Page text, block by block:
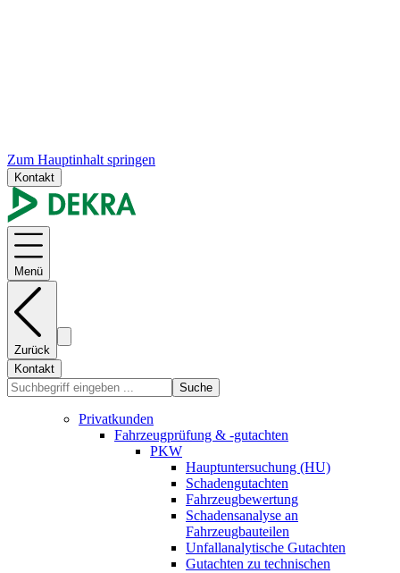
Zum Hauptinhalt springen
Kontakt
Menü
Zurück
Kontakt
Suche
Privatkunden
Fahrzeugprüfung & -gutachten
PKW
Hauptuntersuchung (HU)
Schadengutachten
Fahrzeugbewertung
Schadensanalyse an
Fahrzeugbauteilen
Unfallanalytische Gutachten
Gutachten zu technischen